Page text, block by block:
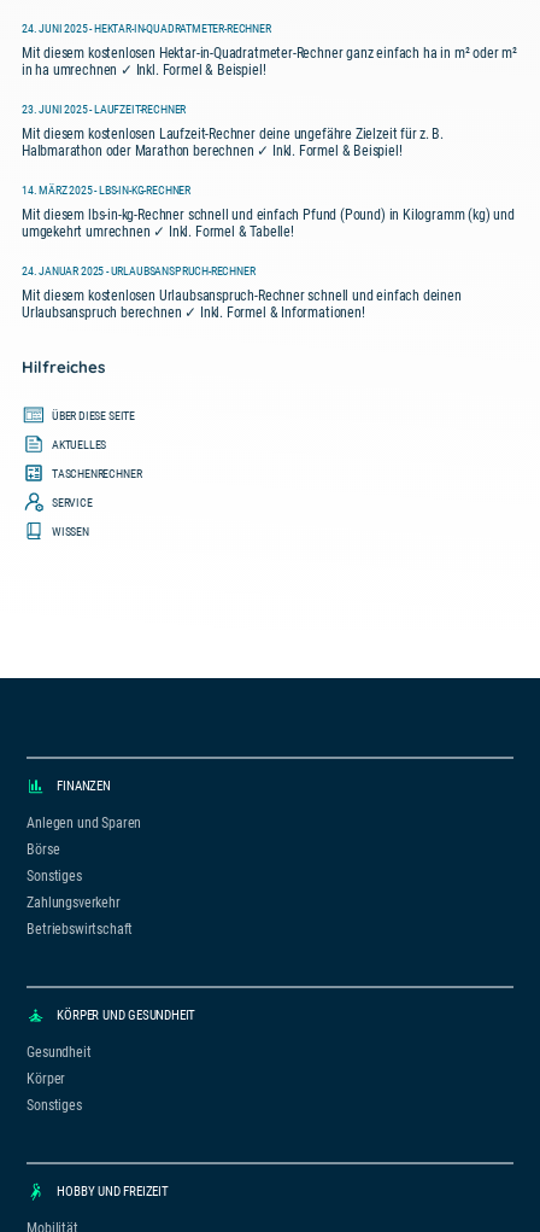
24. JUNI 2025 - HEKTAR-IN-QUADRATMETER-RECHNER
Mit diesem kostenlosen Hektar-in-Quadratmeter-Rechner ganz einfach ha in m² oder m²
in ha umrechnen ✓ Inkl. Formel & Beispiel!
23. JUNI 2025 - LAUFZEIT-RECHNER
Mit diesem kostenlosen Laufzeit-Rechner deine ungefähre Zielzeit für z. B.
Halbmarathon oder Marathon berechnen ✓ Inkl. Formel & Beispiel!
14. MÄRZ 2025 - LBS-IN-KG-RECHNER
Mit diesem lbs-in-kg-Rechner schnell und einfach Pfund (Pound) in Kilogramm (kg) und
umgekehrt umrechnen ✓ Inkl. Formel & Tabelle!
24. JANUAR 2025 - URLAUBSANSPRUCH-RECHNER
Mit diesem kostenlosen Urlaubsanspruch-Rechner schnell und einfach deinen
Urlaubsanspruch berechnen ✓ Inkl. Formel & Informationen!
Hilfreiches
ÜBER DIESE SEITE
AKTUELLES
TASCHENRECHNER
SERVICE
WISSEN
FINANZEN
Anlegen und Sparen
Börse
Sonstiges
Zahlungsverkehr
Betriebswirtschaft
KÖRPER UND GESUNDHEIT
Gesundheit
Körper
Sonstiges
HOBBY UND FREIZEIT